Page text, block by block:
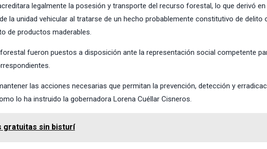
legalmente la posesión y transporte del recurso forestal, lo que derivó en
la unidad vehicular al tratarse de un hecho probablemente constitutivo de delito
de productos maderables.
fueron puestos a disposición ante la representación social competente
las acciones necesarias que permitan la prevención, detección y
lo ha instruido la gobernadora Lorena Cuéllar Cisneros.
gratuitas sin bisturí